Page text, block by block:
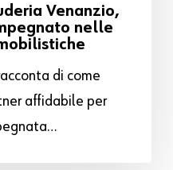
Venanzio,
nelle
di come
affidabile per